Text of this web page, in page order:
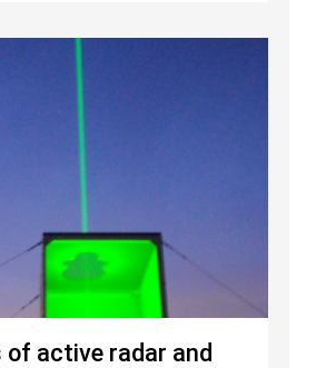
of active radar and